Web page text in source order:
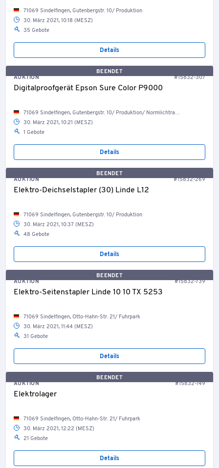
71069 Sindelfingen, Gutenbergstr. 10/ Produktion
30. März 2021, 10:18 (MESZ)
35 Gebote
Details
BEENDET
AUKTION
#15832-307
Digitalproofgerät Epson Sure Color P9000
71069 Sindelfingen, Gutenbergstr. 10/ Produktion/ Normlichtraum
30. März 2021, 10:21 (MESZ)
1 Gebote
Details
BEENDET
AUKTION
#15832-269
Elektro-Deichselstapler (30) Linde L12
71069 Sindelfingen, Gutenbergstr. 10/ Produktion
30. März 2021, 10:37 (MESZ)
48 Gebote
Details
BEENDET
AUKTION
#15832-739
Elektro-Seitenstapler Linde 10 10 TX 5253
71069 Sindelfingen, Otto-Hahn-Str. 21/ Fuhrpark
30. März 2021, 11:44 (MESZ)
31 Gebote
Details
BEENDET
AUKTION
#15832-749
Elektrolager
71069 Sindelfingen, Otto-Hahn-Str. 21/ Fuhrpark
30. März 2021, 12:22 (MESZ)
21 Gebote
Details